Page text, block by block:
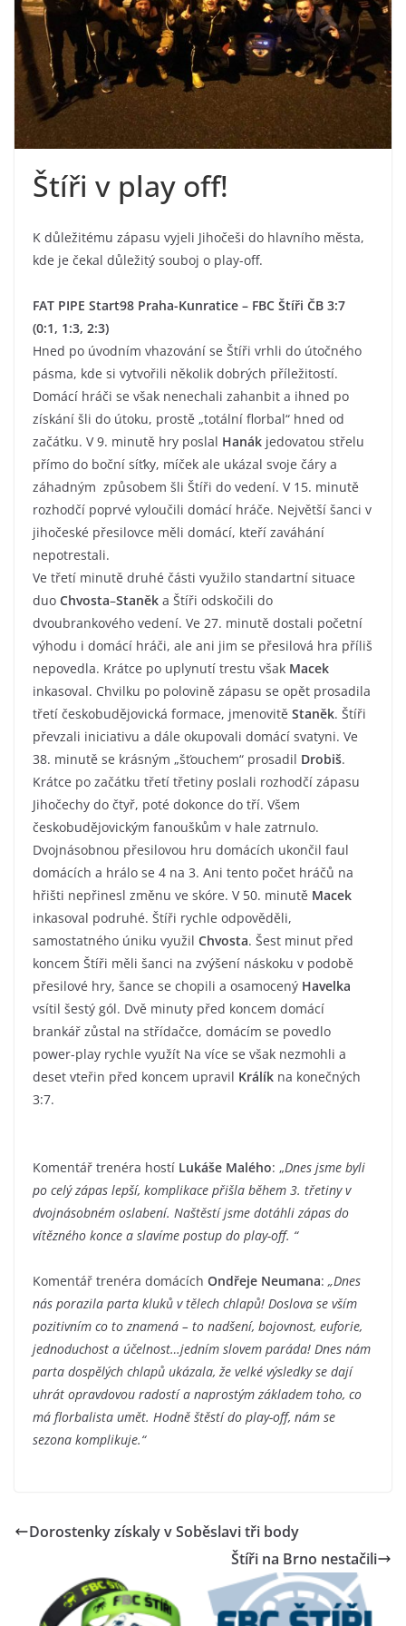
Štíři v play off!
K důležitému zápasu vyjeli Jihočeši do hlavního města,
kde je čekal důležitý souboj o play-off.
FAT PIPE Start98 Praha-Kunratice – FBC Štíři ČB 3:7
(0:1, 1:3, 2:3)
Hned po úvodním vhazování se Štíři vrhli do útočného
pásma, kde si vytvořili několik dobrých příležitostí.
Domácí hráči se však nenechali zahanbit a ihned po
získání šli do útoku, prostě „totální florbal“ hned od
začátku. V 9. minutě hry poslal Hanák jedovatou střelu
přímo do boční síťky, míček ale ukázal svoje čáry a
záhadným způsobem šli Štíři do vedení. V 15. minutě
rozhodčí poprvé vyloučili domácí hráče. Největší šanci v
jihočeské přesilovce měli domácí, kteří zaváhání
nepotrestali.
Ve třetí minutě druhé části využilo standartní situace
duo Chvosta–Staněk a Štíři odskočili do
dvoubrankového vedení. Ve 27. minutě dostali početní
výhodu i domácí hráči, ale ani jim se přesilová hra příliš
nepovedla. Krátce po uplynutí trestu však Macek
inkasoval. Chvilku po polovině zápasu se opět prosadila
třetí českobudějovická formace, jmenovitě Staněk. Štíři
převzali iniciativu a dále okupovali domácí svatyni. Ve
38. minutě se krásným „šťouchem“ prosadil Drobiš.
Krátce po začátku třetí třetiny poslali rozhodčí zápasu
Jihočechy do čtyř, poté dokonce do tří. Všem
českobudějovickým fanouškům v hale zatrnulo.
Dvojnásobnou přesilovou hru domácích ukončil faul
domácích a hrálo se 4 na 3. Ani tento počet hráčů na
hřišti nepřinesl změnu ve skóre. V 50. minutě Macek
inkasoval podruhé. Štíři rychle odpověděli,
samostatného úniku využil Chvosta. Šest minut před
koncem Štíři měli šanci na zvýšení náskoku v podobě
přesilové hry, šance se chopili a osamocený Havelka
vsítil šestý gól. Dvě minuty před koncem domácí
brankář zůstal na střídačce, domácím se povedlo
power-play rychle využít Na více se však nezmohli a
deset vteřin před koncem upravil Králík na konečných
3:7.
Komentář trenéra hostí Lukáše Malého: „Dnes jsme byli
po celý zápas lepší, komplikace přišla během 3. třetiny v
dvojnásobném oslabení. Naštěstí jsme dotáhli zápas do
vítězného konce a slavíme postup do play-off. “
Komentář trenéra domácích Ondřeje Neumana: „Dnes
nás porazila parta kluků v tělech chlapů! Doslova se vším
pozitivním co to znamená – to nadšení, bojovnost, euforie,
jednoduchost a účelnost…jedním slovem paráda! Dnes nám
parta dospělých chlapů ukázala, že velké výsledky se dají
uhrát opravdovou radostí a naprostým základem toho, co
má florbalista umět. Hodně štěstí do play-off, nám se
sezona komplikuje.“
Dorostenky získaly v Soběslavi tři body
Štíři na Brno nestačili